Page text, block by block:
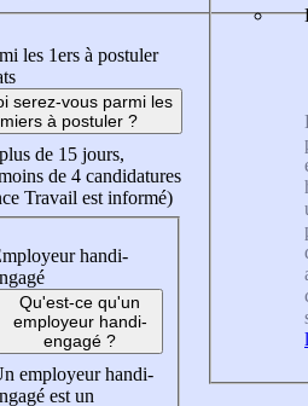
les 1ers à postuler
serez-vous parmi les
à postuler ?
de 15 jours,
de 4 candidatures
Travail est informé)
handi-
Qu'est-ce qu'un
employeur handi-
engagé ?
employeur handi-
est un